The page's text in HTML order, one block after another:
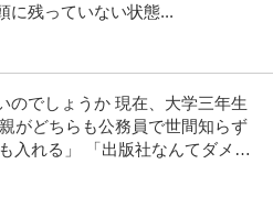
根幹を支える／事業拡大を法務か
ーダー候補◆会社の根幹を支える／事業
る
に残っていない状態...
のでしょうか 現在、大学三年生
がどちらも公務員で世間知らず
入れる」 「出版社なんてダメ